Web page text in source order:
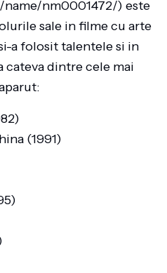
nm0001472/) este
sale in filme cu arte
a folosit talentele si in
cateva dintre cele mai
(1991)